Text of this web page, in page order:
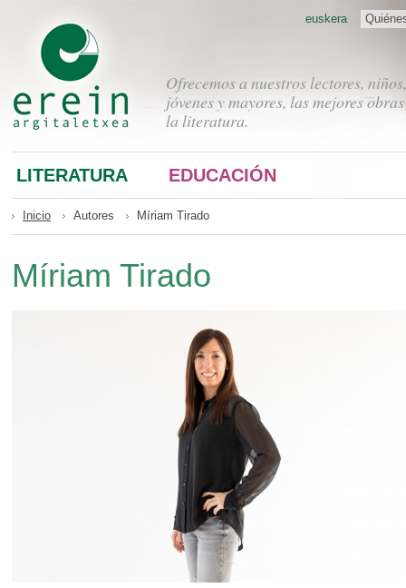
Ofrecemos a nuestros lectores, niños,
jóvenes y mayores, las mejores
la literatura.
euskera
LITERATURA EDUCACIÓN
Inicio Autores Míriam Tirado
Míriam Tirado